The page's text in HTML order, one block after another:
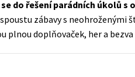
Jazyky
Kalendáře
se do řešení parádních úkolů
zábavy s neohroženými
plnou doplňovaček, her a